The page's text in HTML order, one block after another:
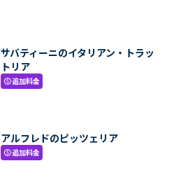
サバティーニのイタリアン・トラッ
トリア
paid追加料金
アルフレドのピッツェリア
paid追加料金